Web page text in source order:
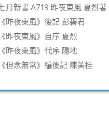
月新書 A719 昨夜東風 夏烈著
《昨夜東風》後記 彭碧君
《昨夜東風》自序 夏烈
《昨夜東風》代序 隱地
《但念無常》編後記 陳美桂